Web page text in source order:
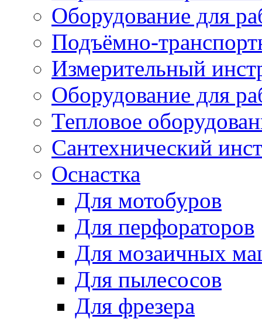
Оборудование для
Подъёмно-
Измерительный
Оборудование для
Тепловое
Сантехнический
Оснастка
Для мотобуров
Для перфораторов
Для мозаичных
Для пылесосов
Для фрезера